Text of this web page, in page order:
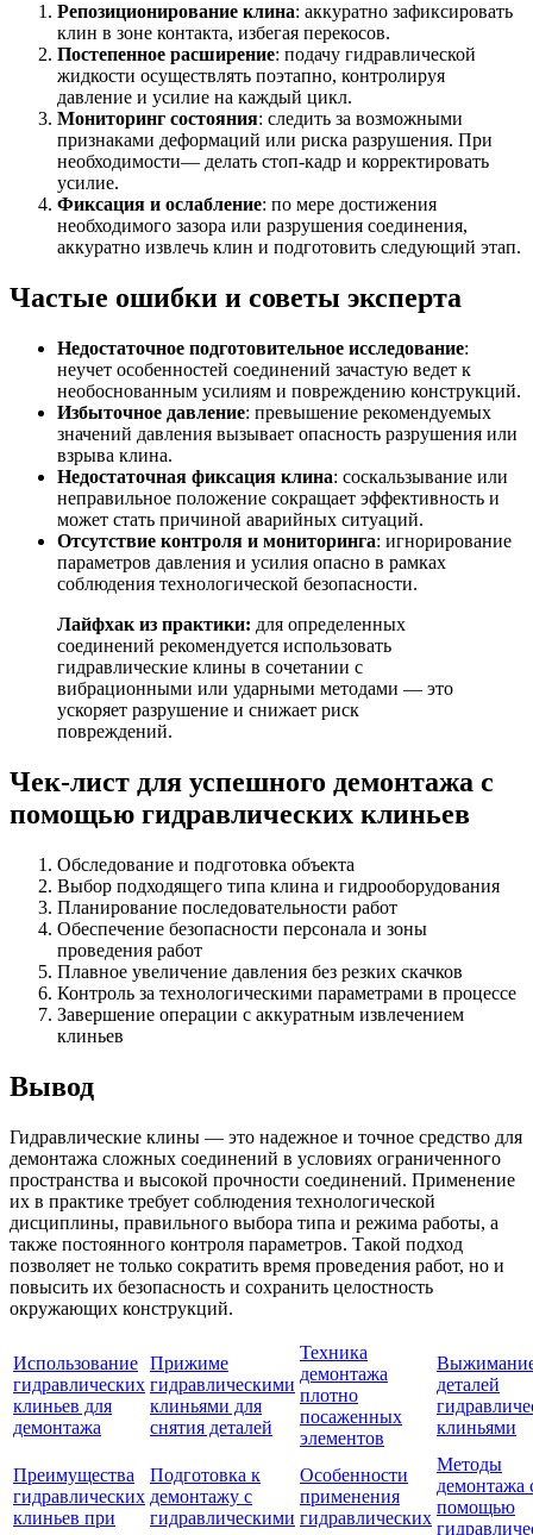
Репозиционирование клина: аккуратно зафиксировать
клин в зоне контакта, избегая перекосов.
Постепенное расширение: подачу гидравлической
жидкости осуществлять поэтапно, контролируя
давление и усилие на каждый цикл.
Мониторинг состояния: следить за возможными
признаками деформаций или риска разрушения. При
необходимости— делать стоп-кадр и корректировать
усилие.
Фиксация и ослабление: по мере достижения
необходимого зазора или разрушения соединения,
аккуратно извлечь клин и подготовить следующий этап.
Частые ошибки и советы эксперта
Недостаточное подготовительное исследование:
неучет особенностей соединений зачастую ведет к
необоснованным усилиям и повреждению конструкций.
Избыточное давление: превышение рекомендуемых
значений давления вызывает опасность разрушения или
взрыва клина.
Недостаточная фиксация клина: соскальзывание или
неправильное положение сокращает эффективность и
может стать причиной аварийных ситуаций.
Отсутствие контроля и мониторинга: игнорирование
параметров давления и усилия опасно в рамках
соблюдения технологической безопасности.
Лайфхак из практики: для определенных
соединений рекомендуется использовать
гидравлические клины в сочетании с
вибрационными или ударными методами — это
ускоряет разрушение и снижает риск
повреждений.
Чек-лист для успешного демонтажа с
помощью гидравлических клиньев
Обследование и подготовка объекта
Выбор подходящего типа клина и гидрооборудования
Планирование последовательности работ
Обеспечение безопасности персонала и зоны
проведения работ
Плавное увеличение давления без резких скачков
Контроль за технологическими параметрами в процессе
Завершение операции с аккуратным извлечением
клиньев
Вывод
Гидравлические клины — это надежное и точное средство для
демонтажа сложных соединений в условиях ограниченного
пространства и высокой прочности соединений. Применение
их в практике требует соблюдения технологической
дисциплины, правильного выбора типа и режима работы, а
также постоянного контроля параметров. Такой подход
позволяет не только сократить время проведения работ, но и
повысить их безопасность и сохранить целостность
окружающих конструкций.
Использование
гидравлических
клиньев для
демонтажа
Прижиме
гидравлическими
клиньями для
снятия деталей
Техника
демонтажа
плотно
посаженных
элементов
деталей
клиньями
Преимущества
гидравлических
клиньев при
Подготовка к
демонтажу с
гидравлическими
Особенности
применения
гидравлических
Методы
демонтажа
помощью